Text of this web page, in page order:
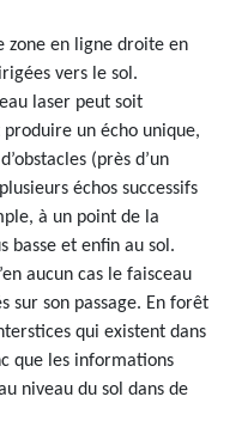
zone en ligne droite en
vers le sol.
laser peut soit
un écho unique,
(près d’un
échos successifs
à un point de la
basse et enfin au sol.
aucun cas le faisceau
sur son passage. En forêt
qui existent dans
que les informations
niveau du sol dans de